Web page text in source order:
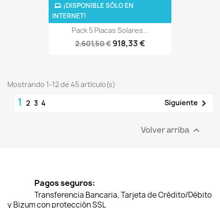
Pack 5 Placas Solares...
2.601,50 € 918,33 €
¡DISPONIBLE SÓLO EN
INTERNET!
Mostrando 1-12 de 45 artículo(s)
1 2 3 4 Siguiente 
Volver arriba 
Pagos seguros:
Transferencia Bancaria, Tarjeta de Crédito/Débito
y Bizum con protección SSL